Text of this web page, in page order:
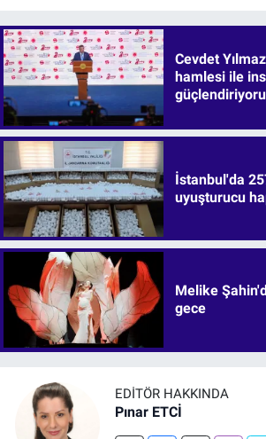
Cevdet
hamlesi ile
İstanbul'da
uyuşturucu
Melike
gece
EDITÖR HAKKINDA
Pınar ETCİ